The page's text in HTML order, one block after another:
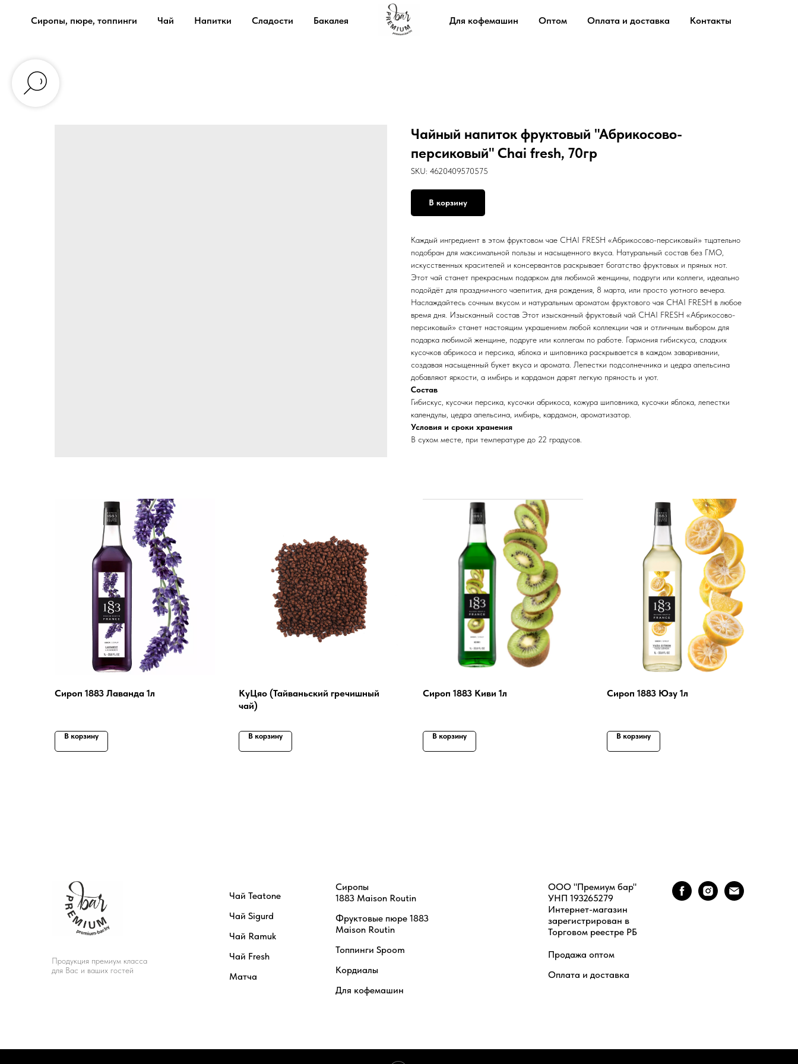
Сиропы, пюре, топпинги Чай Напитки Сладости Бакалея Для кофемашин Оптом Оплата и доставка Контакты
Чайный напиток фруктовый "Абрикосово-
персиковый" Chai fresh, 70гр
SKU: 4620409570575
В корзину
Каждый ингредиент в этом фруктовом чае CHAI FRESH «Абрикосово-персиковый» тщательно
подобран для максимальной пользы и насыщенного вкуса. Натуральный состав без ГМО,
искусственных красителей и консервантов раскрывает богатство фруктовых и пряных нот.
Этот чай станет прекрасным подарком для любимой женщины, подруги или коллеги, идеально
подойдёт для праздничного чаепития, дня рождения, 8 марта, или просто уютного вечера.
Наслаждайтесь сочным вкусом и натуральным ароматом фруктового чая CHAI FRESH в любое
время дня. Изысканный состав Этот изысканный фруктовый чай CHAI FRESH «Абрикосово-
персиковый» станет настоящим украшением любой коллекции чая и отличным выбором для
подарка любимой женщине, подруге или коллегам по работе. Гармония гибискуса, сладких
кусочков абрикоса и персика, яблока и шиповника раскрывается в каждом заваривании,
создавая насыщенный букет вкуса и аромата. Лепестки подсолнечника и цедра апельсина
добавляют яркости, а имбирь и кардамон дарят легкую пряность и уют.
Состав
Гибискус, кусочки персика, кусочки абрикоса, кожура шиповника, кусочки яблока, лепестки
календулы, цедра апельсина, имбирь, кардамон, ароматизатор.
Условия и сроки хранения
В сухом месте, при температуре до 22 градусов.
Сироп 1883 Лаванда 1л
В корзину
КуЦяо (Тайваньский гречишный
чай)
В корзину
Сироп 1883 Киви 1л
В корзину
Сироп 1883 Юзу 1л
В корзину
Продукция премиум класса
для Вас и ваших гостей
Чай Teatone
Чай Sigurd
Чай Ramuk
Чай Fresh
Матча
Сиропы
1883 Maison Routin
Фруктовые пюре 1883
Maison Routin
Топпинги Spoom
Кордиалы
Для кофемашин
ООО "Премиум бар"
УНП 193265279
Интернет-магазин
зарегистрирован в
Торговом реестре РБ
Продажа оптом
Оплата и доставка